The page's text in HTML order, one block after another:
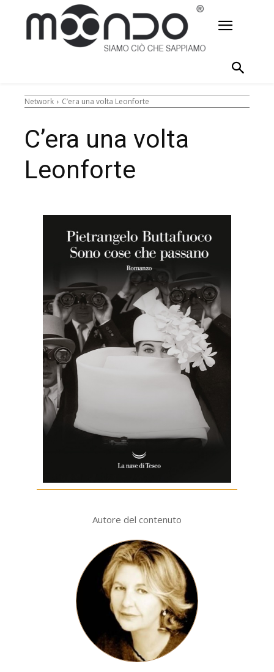
Network C’era una volta Leonforte
C’era una volta
Leonforte
Autore del contenuto